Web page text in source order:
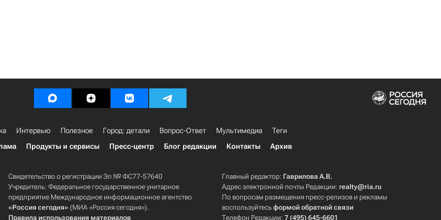
Интервью Полезное Город: детали Вопрос-Ответ Мультимедиа
Теги
Продукты и сервисы Пресс-центр Блог редакции Контакты Архив
Свидетельство о регистрации Эл № ФС77-57640
Учредитель: Федеральное государственное унитарное
предприятие Международное информационное агентство
«Россия сегодня» (МИА «Россия сегодня»).
Правила использования материалов
Главный редактор: Гаврилова А.В.
Адрес электронной почты Редакции: realty@ria.ru
По вопросам размещения пресс-релизов и рекламы
воспользуйтесьформой обратной связи
Телефон Редакции:7 (495) 645-6601